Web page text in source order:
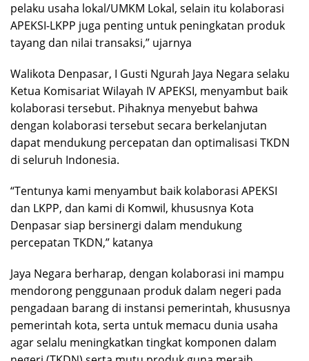
pelaku usaha lokal/UMKM Lokal, selain itu kolaborasi
APEKSI-LKPP juga penting untuk peningkatan produk
tayang dan nilai transaksi,” ujarnya
Walikota Denpasar, I Gusti Ngurah Jaya Negara selaku
Ketua Komisariat Wilayah IV APEKSI, menyambut baik
kolaborasi tersebut. Pihaknya menyebut bahwa
dengan kolaborasi tersebut secara berkelanjutan
dapat mendukung percepatan dan optimalisasi TKDN
di seluruh Indonesia.
“Tentunya kami menyambut baik kolaborasi APEKSI
dan LKPP, dan kami di Komwil, khususnya Kota
Denpasar siap bersinergi dalam mendukung
percepatan TKDN,” katanya
Jaya Negara berharap, dengan kolaborasi ini mampu
mendorong penggunaan produk dalam negeri pada
pengadaan barang di instansi pemerintah, khususnya
pemerintah kota, serta untuk memacu dunia usaha
agar selalu meningkatkan tingkat komponen dalam